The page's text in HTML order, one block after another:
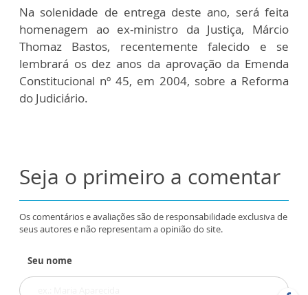
Na solenidade de entrega deste ano, será feita
homenagem ao ex-ministro da Justiça, Márcio
Thomaz Bastos, recentemente falecido e se
lembrará os dez anos da aprovação da Emenda
Constitucional nº 45, em 2004, sobre a Reforma
do Judiciário.
Seja o primeiro a comentar
Os comentários e avaliações são de responsabilidade exclusiva de
seus autores e não representam a opinião do site.
Seu nome